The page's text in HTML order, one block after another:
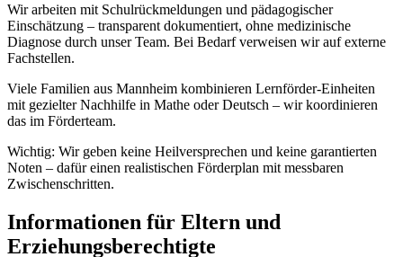
Wir arbeiten mit Schulrückmeldungen und pädagogischer
Einschätzung – transparent dokumentiert, ohne medizinische
Diagnose durch unser Team. Bei Bedarf verweisen wir auf externe
Fachstellen.
Viele Familien aus Mannheim kombinieren Lernförder-Einheiten
mit gezielter Nachhilfe in Mathe oder Deutsch – wir koordinieren
das im Förderteam.
Wichtig: Wir geben keine Heilversprechen und keine garantierten
Noten – dafür einen realistischen Förderplan mit messbaren
Zwischenschritten.
Informationen für Eltern und
Erziehungsberechtigte